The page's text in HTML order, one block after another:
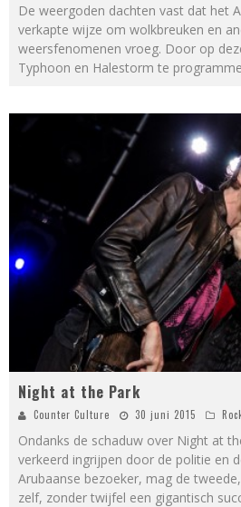
De weergoden dachten vast dat het
verkapte wijze om wolkbreuken en
weersfenomenen vroeg. Door op
Typhoon en Halestorm te
Night at the Park
Counter Culture 30 juni 2015
Ondanks de schaduw over Night at
verkeerd ingrijpen door de politie en
Arubaanse bezoeker, mag de
zelf, zonder twijfel een gigantisch